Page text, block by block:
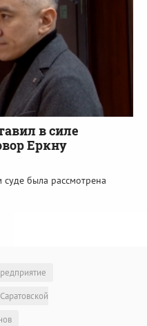
в силе
Еркну
была рассмотрена